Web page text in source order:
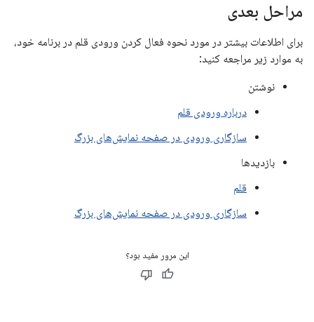
مراحل بعدی
برای اطلاعات بیشتر در مورد نحوه فعال کردن ورودی قلم در برنامه خود،
به موارد زیر مراجعه کنید:
نوشتن
درباره ورودی قلم
سازگاری ورودی در صفحه نمایش‌های بزرگ
بازدیدها
قلم
سازگاری ورودی در صفحه نمایش‌های بزرگ
این مرور مفید بود؟